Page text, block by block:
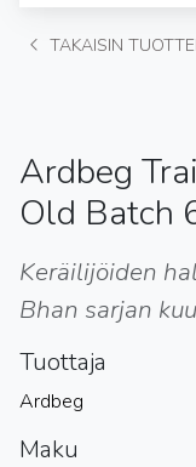
TAKAISIN
Ardbeg
Old Batch
Keräilijöiden
Bhan sarjan
Tuottaja
Ardbeg
Maku